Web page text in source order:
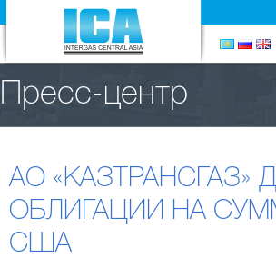
Пресс-центр
АО
ОБЛИГАЦИИ НА
США